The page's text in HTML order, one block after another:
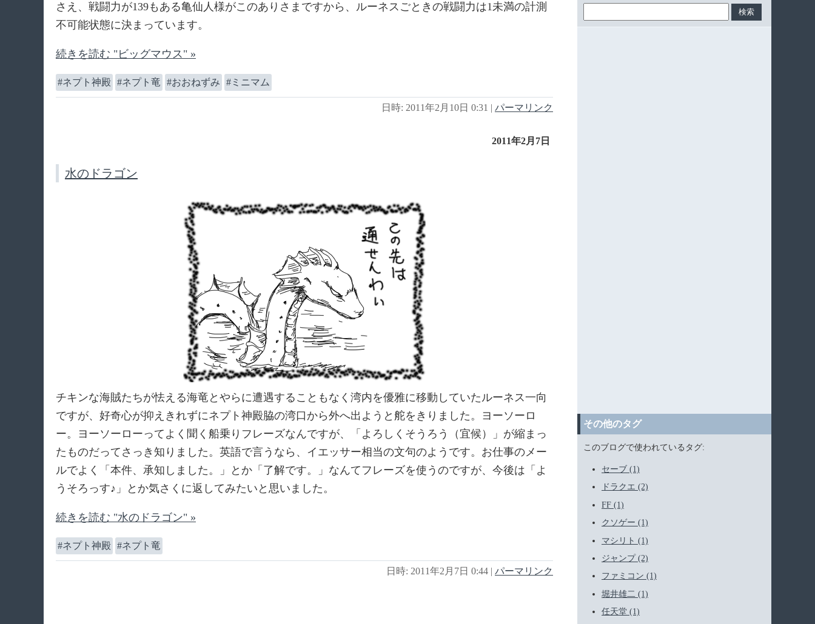
さえ、戦闘力が139もある亀仙人様がこのありさまですから、ルーネスごときの戦闘力は1未満の計測
不可能状態に決まっています。
続きを読む "ビッグマウス" »
ネプト神殿 ネプト竜 おおねずみ ミニマム
日時: 2011年2月10日 0:31 | パーマリンク
2011年2月7日
水のドラゴン
チキンな海賊たちが怯える海竜とやらに遭遇することもなく湾内を優雅に移動していたルーネス一向
ですが、好奇心が抑えきれずにネプト神殿脇の湾口から外へ出ようと舵をきりました。ヨーソーロ
ー。ヨーソーローってよく聞く船乗りフレーズなんですが、「よろしくそうろう（宜候）」が縮まっ
たものだってさっき知りました。英語で言うなら、イエッサー相当の文句のようです。お仕事のメー
ルでよく「本件、承知しました。」とか「了解です。」なんてフレーズを使うのですが、今後は「よ
うそろっす♪」とか気さくに返してみたいと思いました。
続きを読む "水のドラゴン" »
ネプト神殿 ネプト竜
日時: 2011年2月7日 0:44 | パーマリンク
その他のタグ
このブログで使われているタグ:
セーブ (1)
ドラクエ (2)
FF (1)
クソゲー (1)
マシリト (1)
ジャンプ (2)
ファミコン (1)
堀井雄二 (1)
任天堂 (1)